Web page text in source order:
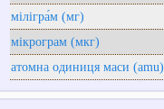
мілігра́м (мг)
мікрограм (мкг)
атомна одиниця маси (amu)